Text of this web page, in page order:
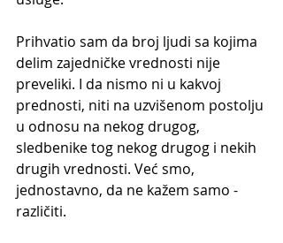
Prihvatio sam da broj ljudi sa kojima
delim zajedničke vrednosti nije
preveliki. I da nismo ni u kakvoj
prednosti, niti na uzvišenom postolju
u odnosu na nekog drugog,
sledbenike tog nekog drugog i nekih
drugih vrednosti. Već smo,
jednostavno, da ne kažem samo -
različiti.